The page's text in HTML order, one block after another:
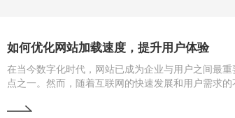
如何优化网站加载速度，提升用户体验
在当今数字化时代，网站已成为企业与用户之间最重
点之一。然而，随着互联网的快速发展和用户需求的
说，如果一个网站的加载速度过慢，用户很可能会选